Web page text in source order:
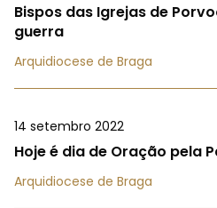
Bispos das Igrejas de
guerra
Arquidiocese de Braga
14 setembro 2022
Hoje é dia de Oração pela
Arquidiocese de Braga